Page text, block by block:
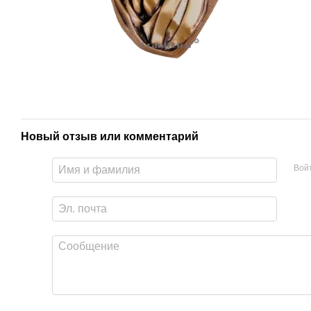
Новый отзыв или комментарий